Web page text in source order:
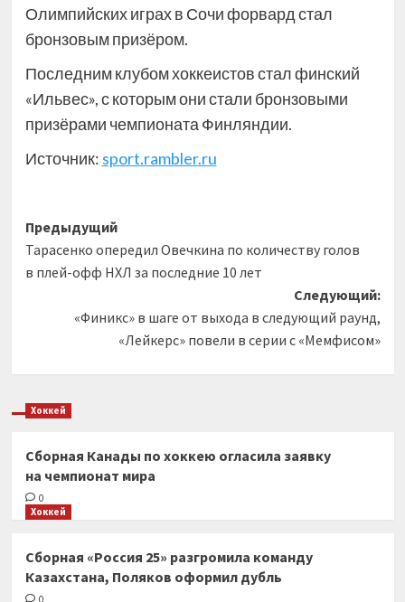
Олимпийских играх в Сочи форвард стал
бронзовым призёром.
Последним клубом хоккеистов стал финский
«Ильвес», с которым они стали бронзовыми
призёрами чемпионата Финляндии.
Источник: sport.rambler.ru
Навигация
записи
Предыдущий
Тарасенко опередил Овечкина по количеству голов
в плей-офф НХЛ за последние 10 лет
Следующий:
«Финикс» в шаге от выхода в следующий раунд,
«Лейкерс» повели в серии с «Мемфисом»
Хоккей
Сборная Канады по хоккею огласила заявку
на чемпионат мира
0
Хоккей
Сборная «Россия 25» разгромила команду
Казахстана, Поляков оформил дубль